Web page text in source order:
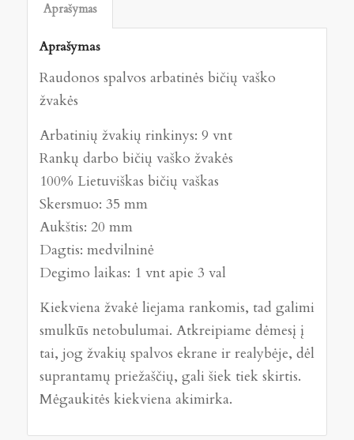
Aprašymas
Aprašymas
Raudonos spalvos arbatinės bičių vaško
žvakės
Arbatinių žvakių rinkinys: 9 vnt
Rankų darbo bičių vaško žvakės
100% Lietuviškas bičių vaškas
Skersmuo: 35 mm
Aukštis: 20 mm
Dagtis: medvilninė
Degimo laikas: 1 vnt apie 3 val
Kiekviena žvakė liejama rankomis, tad galimi
smulkūs netobulumai. Atkreipiame dėmesį į
tai, jog žvakių spalvos ekrane ir realybėje, dėl
suprantamų priežaščių, gali šiek tiek skirtis.
Mėgaukitės kiekviena akimirka.